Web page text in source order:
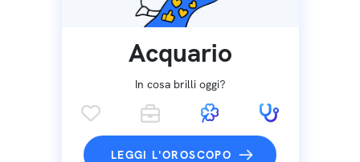
Acquario
In cosa brilli oggi?
LEGGI L'OROSCOPO